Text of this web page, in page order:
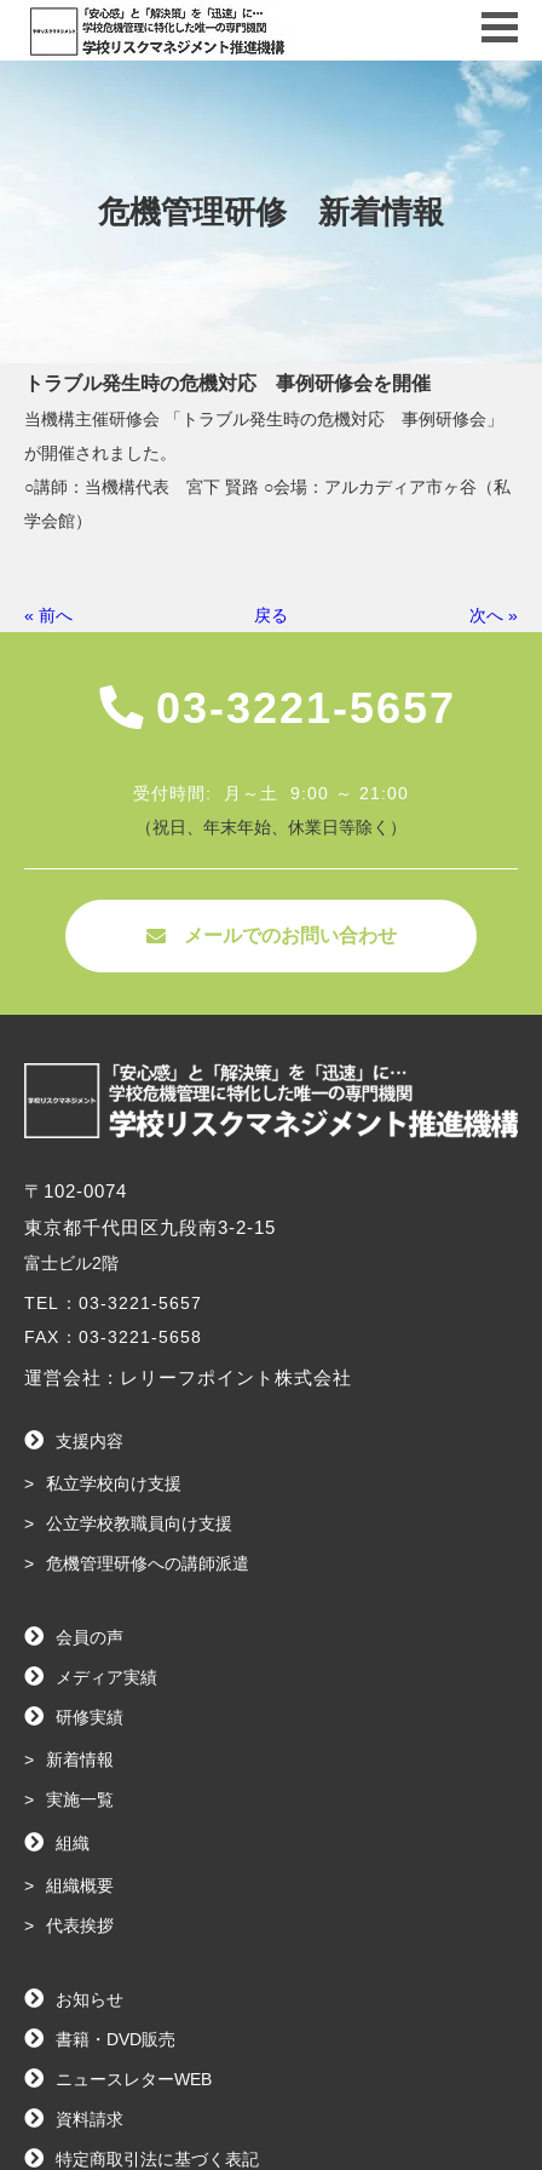
危機管理研修 新着情報
トラブル発生時の危機対応 事例研修会を開催
当機構主催研修会 「トラブル発生時の危機対応 事例研修会」
が開催されました。
○講師：当機構代表 宮下 賢路 ○会場：アルカディア市ヶ谷（私
学会館）
« 前へ 戻る 次へ »
03-3221-5657
受付時間: 月～土 9:00 ～ 21:00
（祝日、年末年始、休業日等除く）
メールでのお問い合わせ
〒102-0074
東京都千代田区九段南3-2-15
富士ビル2階
TEL ：03-3221-5657
FAX ：03-3221-5658
運営会社 : レリーフポイント株式会社
支援内容
私立学校向け支援
公立学校教職員向け支援
危機管理研修への講師派遣
会員の声
メディア実績
研修実績
新着情報
実施一覧
組織
組織概要
代表挨拶
お知らせ
書籍・DVD販売
ニュースレターWEB
資料請求
特定商取引法に基づく表記